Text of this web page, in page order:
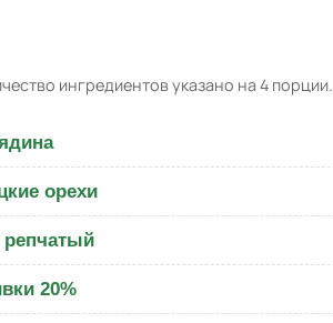
ингредиентов указано на 4 порции.
орехи
репчатый
20%